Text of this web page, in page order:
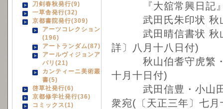
刀剣春秋発行(9)
一草舎発行(32)
京都書院発行(309)
アーツコレクション
(196)
アートランダム(87)
アールヴィジョンア
パリ(21)
カンティーニ美術叢
書(5)
啓草社発行(6)
京都修学社発行(36)
コミックス(1)
『大舘常興日記』
武田氏朱印状 秋山
武田晴信書状 秋山
詳〕八月十八日付)
秋山伯耆守虎繁・
十月十日付)
武田信豊・小山田
衆宛(〔天正三年〕七